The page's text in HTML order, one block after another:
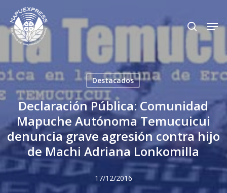
Skip
to
main
content
search
Destacados
Declaración Pública: Comunidad
Mapuche Autónoma Temucuicui
denuncia grave agresión contra hijo
de Machi Adriana Lonkomilla
17/12/2016
Close
Menu